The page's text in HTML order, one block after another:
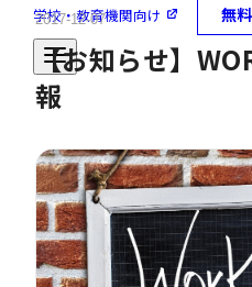
学校・教育機関向け 無
2017-12-07
【お知らせ】
報